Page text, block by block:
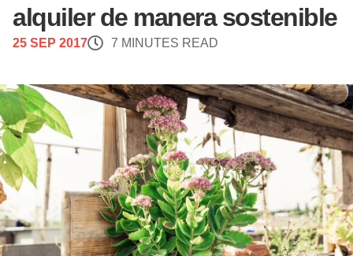
alquiler de manera sostenible
25 SEP 2017 7 MINUTES READ